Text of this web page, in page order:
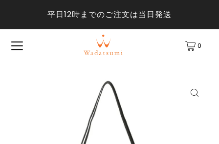
平日12時までのご注文は当日発送
0